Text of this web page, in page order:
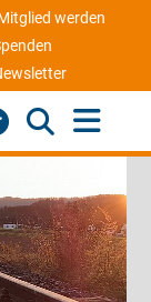
werden